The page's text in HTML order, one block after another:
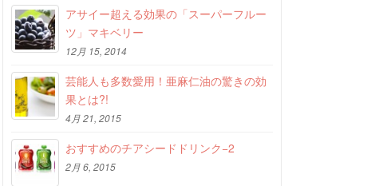
アサイー超える効果の「スーパーフルー
ツ」マキベリー
12月 15, 2014
芸能人も多数愛用！亜麻仁油の驚きの効
果とは?!
4月 21, 2015
おすすめのチアシードドリンク−2
2月 6, 2015